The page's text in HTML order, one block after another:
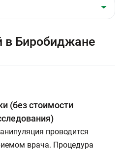
в Биробиджане
(без стоимости
проводится
врача. Процедура